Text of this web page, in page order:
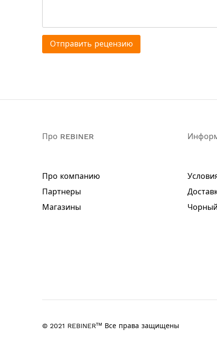
Отправить рецензию
Про REBINER
Про компанию
Партнеры
Магазины
© 2021 REBINERтм Все права защищены